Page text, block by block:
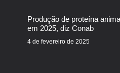
Produção de proteína
em 2025, diz Conab
4 de fevereiro de 2025